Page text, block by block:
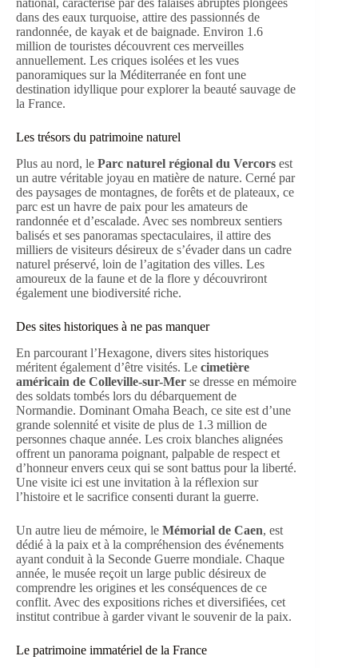
national, caractérisé par des falaises abruptes plongées
dans des eaux turquoise, attire des passionnés de
randonnée, de kayak et de baignade. Environ 1.6
million de touristes découvrent ces merveilles
annuellement. Les criques isolées et les vues
panoramiques sur la Méditerranée en font une
destination idyllique pour explorer la beauté sauvage de
la France.
Les trésors du patrimoine naturel
Plus au nord, le Parc naturel régional du Vercors est
un autre véritable joyau en matière de nature. Cerné par
des paysages de montagnes, de forêts et de plateaux, ce
parc est un havre de paix pour les amateurs de
randonnée et d’escalade. Avec ses nombreux sentiers
balisés et ses panoramas spectaculaires, il attire des
milliers de visiteurs désireux de s’évader dans un cadre
naturel préservé, loin de l’agitation des villes. Les
amoureux de la faune et de la flore y découvriront
également une biodiversité riche.
Des sites historiques à ne pas manquer
En parcourant l’Hexagone, divers sites historiques
méritent également d’être visités. Le cimetière
américain de Colleville-sur-Mer se dresse en mémoire
des soldats tombés lors du débarquement de
Normandie. Dominant Omaha Beach, ce site est d’une
grande solennité et visite de plus de 1.3 million de
personnes chaque année. Les croix blanches alignées
offrent un panorama poignant, palpable de respect et
d’honneur envers ceux qui se sont battus pour la liberté.
Une visite ici est une invitation à la réflexion sur
l’histoire et le sacrifice consenti durant la guerre.
Un autre lieu de mémoire, le Mémorial de Caen, est
dédié à la paix et à la compréhension des événements
ayant conduit à la Seconde Guerre mondiale. Chaque
année, le musée reçoit un large public désireux de
comprendre les origines et les conséquences de ce
conflit. Avec des expositions riches et diversifiées, cet
institut contribue à garder vivant le souvenir de la paix.
Le patrimoine immatériel de la France